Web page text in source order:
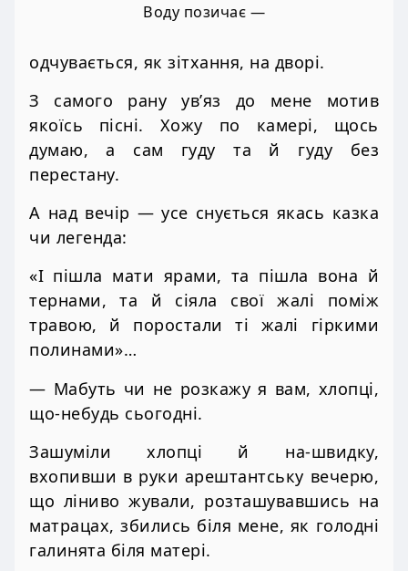
Воду позичає —
одчувається, як зітхання, на дворі.
З самого рану ув’яз до мене мотив
якоїсь пісні. Хожу по камері, щось
думаю, а сам гуду та й гуду без
перестану.
А над вечір — усе снується якась казка
чи легенда:
«І пішла мати ярами, та пішла вона й
тернами, та й сіяла свої жалі поміж
травою, й поростали ті жалі гіркими
полинами»…
— Мабуть чи не розкажу я вам, хлопці,
що-небудь сьогодні.
Зашуміли хлопці й на-швидку,
вхопивши в руки арештантську вечерю,
що ліниво жували, розташувавшись на
матрацах, збились біля мене, як голодні
галинята біля матері.